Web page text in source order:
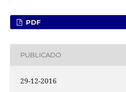
PDF
PUBLICADO
29-12-2016